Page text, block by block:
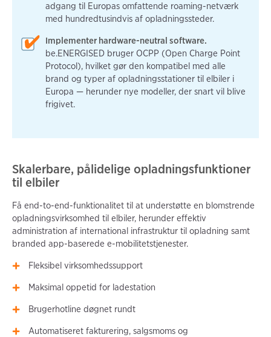
adgang til Europas omfattende roaming-netværk
med hundredtusindvis af opladningssteder.
Implementer hardware-neutral software.
be.ENERGISED bruger OCPP (Open Charge Point
Protocol), hvilket gør den kompatibel med alle
brand og typer af opladningsstationer til elbiler i
Europa — herunder nye modeller, der snart vil blive
frigivet.
Skalerbare, pålidelige opladningsfunktioner
til elbiler
Få end-to-end-funktionalitet til at understøtte en blomstrende
opladningsvirksomhed til elbiler, herunder effektiv
administration af international infrastruktur til opladning samt
branded app-baserede e-mobilitetstjenester.
Fleksibel virksomhedssupport
Maksimal oppetid for ladestation
Brugerhotline døgnet rundt
Automatiseret fakturering, salgsmoms og